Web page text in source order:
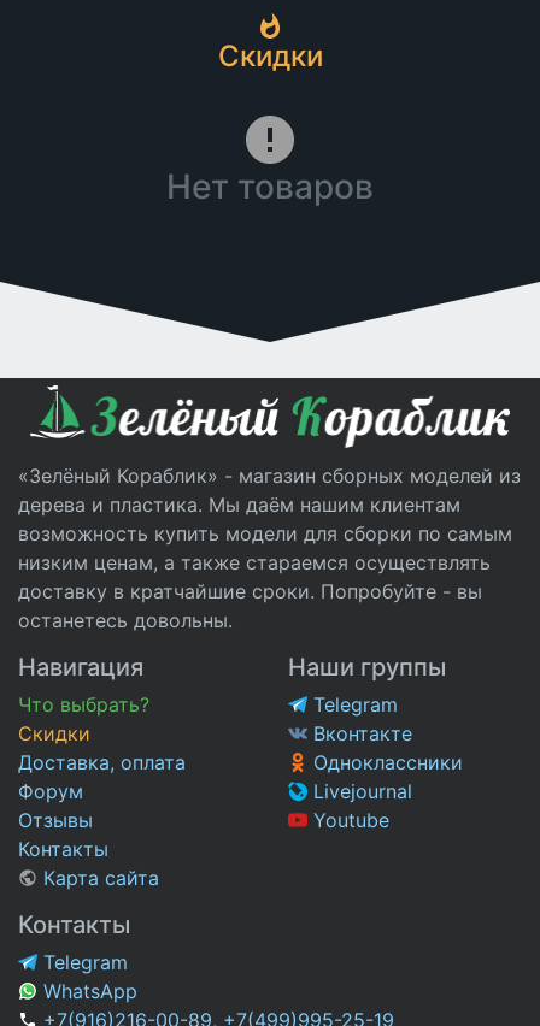
Скидки
Нет товаров
«Зелёный Кораблик» - магазин сборных моделей из
дерева и пластика. Мы даём нашим клиентам
возможность купить модели для сборки по самым
низким ценам, а также стараемся осуществлять
доставку в кратчайшие сроки. Попробуйте - вы
останетесь довольны.
Навигация
Что выбрать?
Скидки
Доставка, оплата
Форум
Отзывы
Контакты
Карта сайта
Наши группы
Telegram
Вконтакте
Одноклассники
Livejournal
Youtube
Контакты
Telegram
WhatsApp
+7(916)216-00-89, +7(499)995-25-19